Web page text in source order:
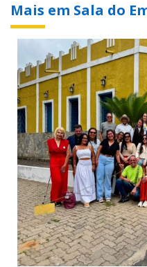
Mais em Sala do